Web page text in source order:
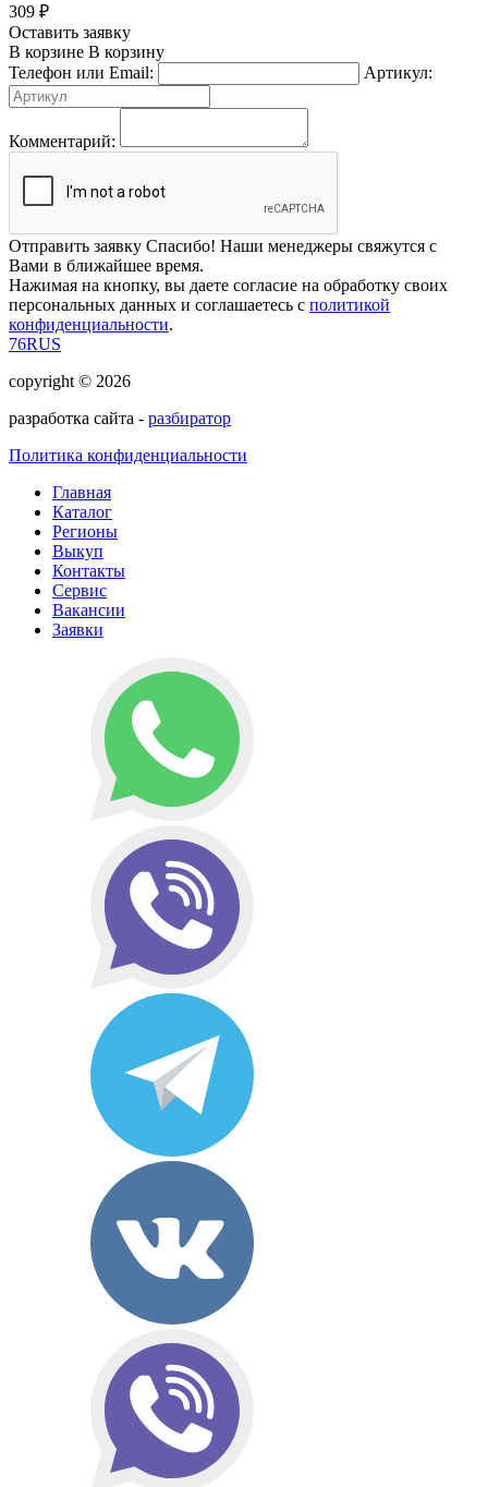
309 ₽
Оставить заявку
В корзине В корзину
Телефон или Email:
Артикул:
Комментарий:
Отправить заявку Спасибо! Наши менеджеры свяжутся с
Вами в ближайшее время.
Нажимая на кнопку, вы даете согласие на обработку своих
персональных данных и соглашаетесь с политикой
конфиденциальности.
76RUS
copyright © 2026
разработка сайта - разбиратор
Политика конфиденциальности
Главная
Каталог
Регионы
Выкуп
Контакты
Сервис
Вакансии
Заявки